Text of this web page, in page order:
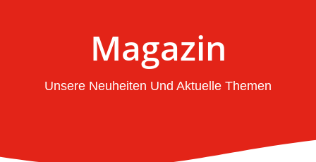
Magazin
Unsere Neuheiten Und Aktuelle Themen